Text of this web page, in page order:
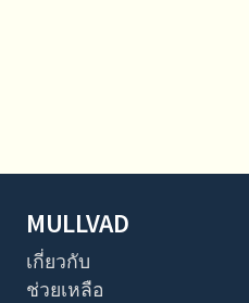
MULLVAD
เกี่ยวกับ
ช่วยเหลือ